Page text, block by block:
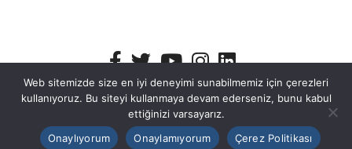
Bilgi Güvenliği Politikası Kişisel Verilerin Korunması
Site Çerez
Hizmet Yönetim Politikası
Web sitemizde size en iyi deneyimi sunabilmemiz için çerezleri
kullanıyoruz. Bu siteyi kullanmaya devam ederseniz, bunu kabul
ettiğinizi varsayarız.
Onaylıyorum
Onaylamıyorum Çerez Politikası